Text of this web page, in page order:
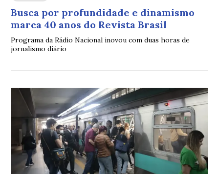
Busca por profundidade e dinamismo
marca 40 anos do Revista Brasil
Programa da Rádio Nacional inovou com duas horas de
jornalismo diário